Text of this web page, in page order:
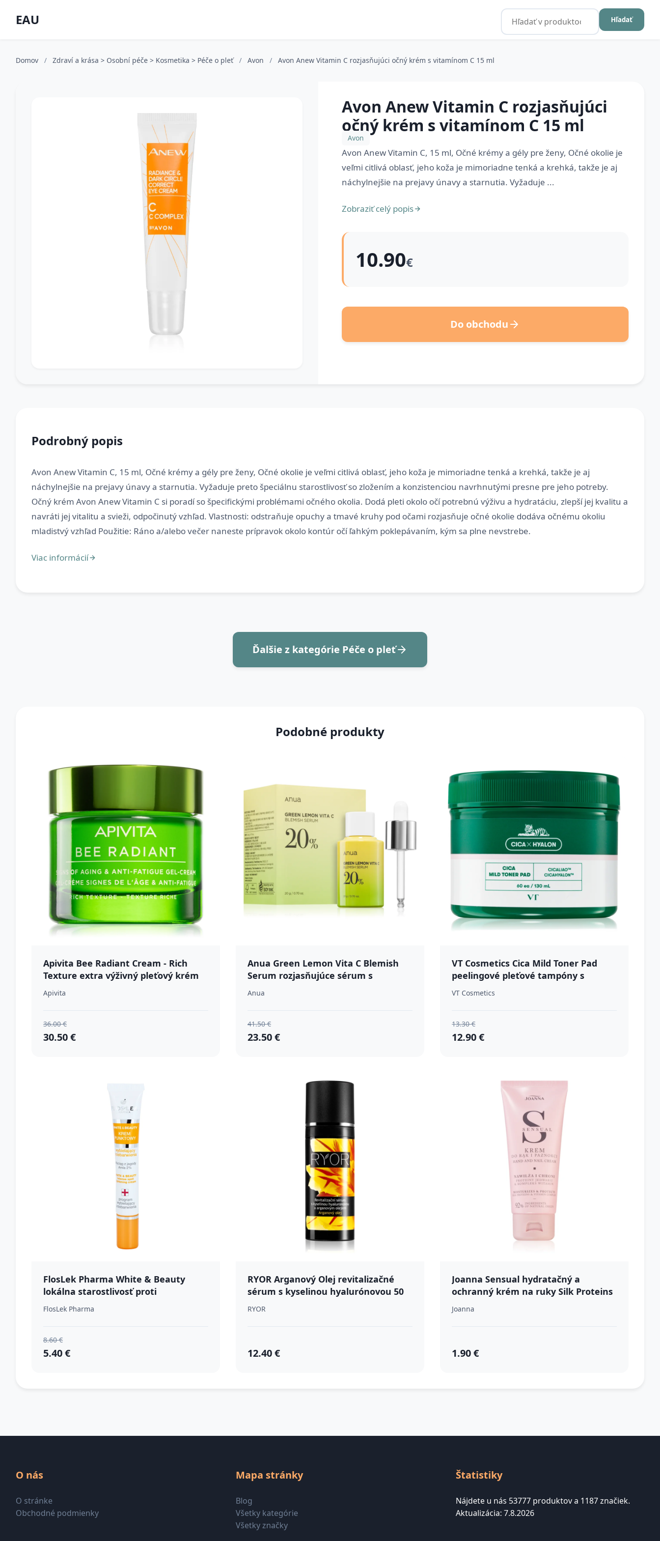
EAU Hľadať
Domov / Zdraví a krása > Osobní péče > Kosmetika > Péče o pleť / Avon / Avon Anew Vitamin C rozjasňujúci očný krém s vitamínom C 15 ml
Avon Anew Vitamin C rozjasňujúci
očný krém s vitamínom C 15 ml
Avon
Avon Anew Vitamin C, 15 ml, Očné krémy a gély pre ženy, Očné okolie je
veľmi citlivá oblasť, jeho koža je mimoriadne tenká a krehká, takže je aj
náchylnejšie na prejavy únavy a starnutia. Vyžaduje ...
Zobraziť celý popis
10.90€
Do obchodu
Podrobný popis
Avon Anew Vitamin C, 15 ml, Očné krémy a gély pre ženy, Očné okolie je veľmi citlivá oblasť, jeho koža je mimoriadne tenká a krehká, takže je aj
náchylnejšie na prejavy únavy a starnutia. Vyžaduje preto špeciálnu starostlivosť so zložením a konzistenciou navrhnutými presne pre jeho potreby.
Očný krém Avon Anew Vitamin C si poradí so špecifickými problémami očného okolia. Dodá pleti okolo očí potrebnú výživu a hydratáciu, zlepší jej kvalitu a
navráti jej vitalitu a svieži, odpočinutý vzhľad. Vlastnosti: odstraňuje opuchy a tmavé kruhy pod očami rozjasňuje očné okolie dodáva očnému okoliu
Ďalšie z kategórie Péče o pleť
Podobné produkty
Apivita Bee Radiant Cream - Rich
Texture extra výživný pleťový krém
proti starnutiu a na spevnenie pleti
50 ml
Apivita
36.00 €
30.50 €
Anua Green Lemon Vita C Blemish
Serum rozjasňujúce sérum s
vitamínom C pre problematickú pleť,
Anua
41.50 €
23.50 €
VT Cosmetics Cica Mild Toner Pad
peelingové pleťové tampóny s
upokojujúcim účinkom 60 ks
VT Cosmetics
13.30 €
12.90 €
FlosLek Pharma White & Beauty
lokálna starostlivosť proti
pigmentovým škvrnám 20 ml
FlosLek Pharma
8.60 €
5.40 €
RYOR Arganový Olej revitalizačné
sérum s kyselinou hyalurónovou 50
ml
RYOR
12.40 €
Joanna Sensual hydratačný a
ochranný krém na ruky Silk Proteins
& Vitamin Complex 100 g
Joanna
1.90 €
O nás
O stránke
Obchodné podmienky
Mapa stránky
Blog
Všetky kategórie
Všetky značky
Štatistiky
Nájdete u nás 53777 produktov a 1187 značiek.
Aktualizácia: 7.8.2026